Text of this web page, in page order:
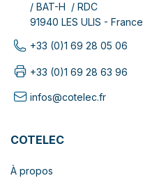
/ BAT-H / RDC
91940 LES ULIS - France
+33 (0)1 69 28 05 06
+33 (0)1 69 28 63 96
infos@cotelec.fr
COTELEC
À propos